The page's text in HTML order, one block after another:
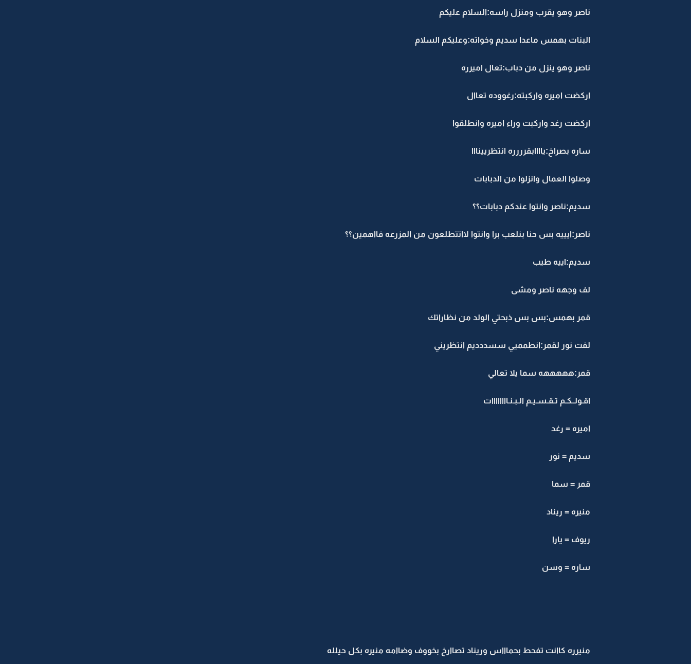
ناصر وهو يقرب ومنزل راسه:السلام عليكم
البنات بهمس ماعدا سديم وخواته:وعليكم السلام
ناصر وهو ينزل من دباب:تعال اميرره
اركضت اميره واركبته:رغووده تعاال
اركضت رغد واركبت وراء اميره وانطلقوا
ساره بصراخ:ياااابقرررره انتظريينااا
وصلوا العمال وانزلوا من الدبابات
سديم:ناصر وانتوا عندكم دبابات؟؟
ناصر:ايييه بس حنا بنلعب برا وانتوا لااتتطلعون من المزرعه فااهمين؟؟
سديم:اييه طيب
لف وجهه ناصر ومشى
قمر بهمس:بس بس ذبحتي الولد من نظاراتك
لفت نور لقمر:انطمميي سسددديم انتظريني
قمر:هههههه سما يلا تعالي
اقـولــكـم تـقـسـيـم الـبـنـاااااااات
اميره = رغد
سديم = نور
قمر = سما
منيره = ريناد
ريوف = يارا
ساره = وسن
منيرره كاانت تفحط بحماااس وريناد تصاارخ بخووف وضاامه منيره بكل حيلله